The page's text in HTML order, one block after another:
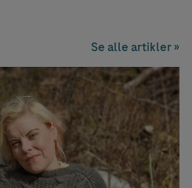
Se alle artikler »